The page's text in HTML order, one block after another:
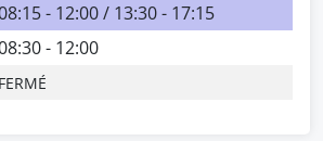
- 12:00 / 13:30 - 17:15
- 12:00
FERMÉ